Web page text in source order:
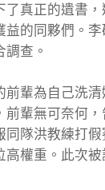
了真正的遺書
益的同夥們。
查。
輩為自己洗清
前輩無可奈何
同隊洪教練打
高權重。此次